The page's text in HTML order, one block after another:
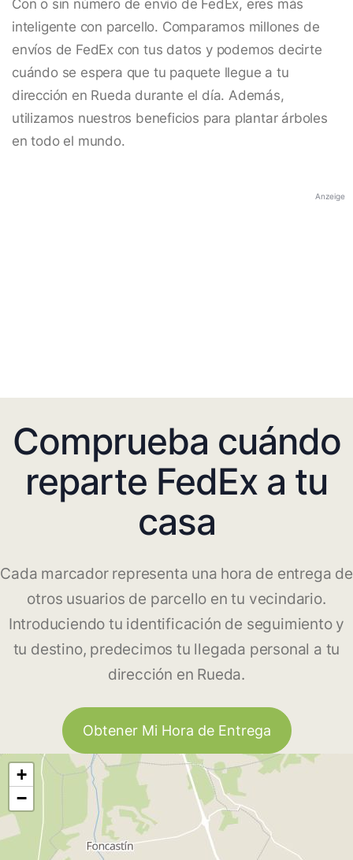
Con o sin número de envío de FedEx, eres más
inteligente con parcello. Comparamos millones de
envíos de FedEx con tus datos y podemos decirte
cuándo se espera que tu paquete llegue a tu
dirección en Rueda durante el día. Además,
utilizamos nuestros beneficios para plantar árboles
en todo el mundo.
Anzeige
Comprueba cuándo
reparte FedEx a tu
casa
Cada marcador representa una hora de entrega de
otros usuarios de parcello en tu vecindario.
Introduciendo tu identificación de seguimiento y
tu destino, predecimos tu llegada personal a tu
dirección en Rueda.
Obtener Mi Hora de Entrega
+
−